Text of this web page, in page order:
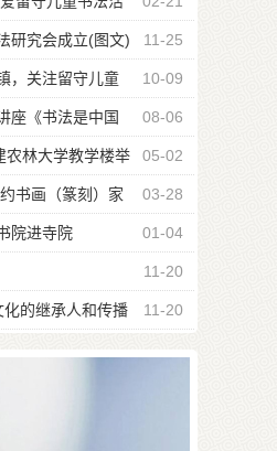
11-25
研究会成立(图文)
10-09
，关注留守儿童
08-06
《书法是中国
05-02
农林大学教学楼举
03-28
书画（篆刻）家
01-04
院进寺院
11-20
11-20
的继承人和传播